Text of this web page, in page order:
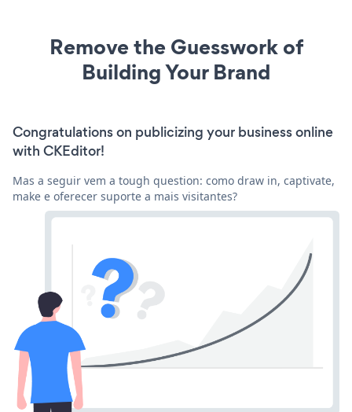
Remove the Guesswork of
Building Your Brand
Congratulations on publicizing your business online
with CKEditor!
Mas a seguir vem a tough question: como draw in, captivate,
make e oferecer suporte a mais visitantes?